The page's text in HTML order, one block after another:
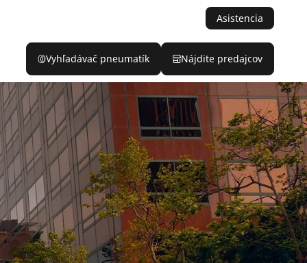
Asistencia
Vyhľadávač pneumatík Nájdite predajcov